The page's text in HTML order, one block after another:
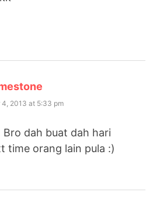
4, 2013 at 5:33 pm
Bro dah buat dah hari
time orang lain pula :)